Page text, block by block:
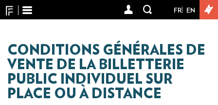
Panneau de gestion des cookies
Aller
au
User
menu
FR EN
CONDITIONS GÉNÉRALES DE
VENTE DE LA BILLETTERIE
PUBLIC INDIVIDUEL SUR
PLACE OU À DISTANCE